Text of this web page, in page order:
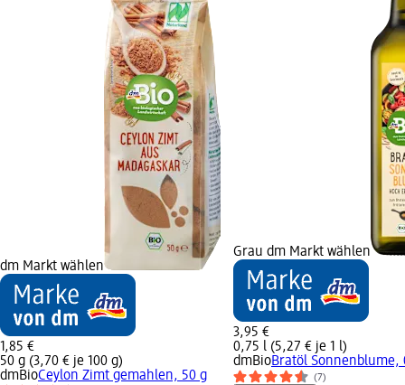
dm Markt wählen
1,85 €
50 g (3,70 € je 100 g)
dmBioCeylon Zimt gemahlen, 50 g
Grau dm Markt wählen
3,95 €
0,75 l (5,27 € je 1 l)
dmBioBratöl Sonnenblume,
(7)